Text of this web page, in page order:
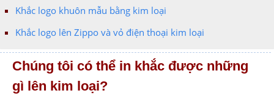
Khắc logo khuôn mẫu bằng kim loại
Khắc logo lên Zippo và vỏ điện thoại kim loại
Chúng tôi có thể in khắc được những
gì lên kim loại?